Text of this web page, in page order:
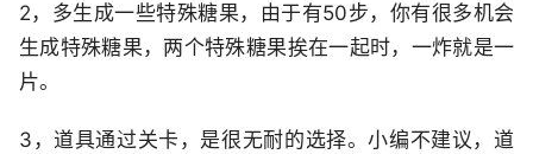
2，多生成一些特殊糖果，由于有50步，你有很多机会
生成特殊糖果，两个特殊糖果挨在一起时，一炸就是一
片。
3，道具通过关卡，是很无耐的选择。小编不建议，道